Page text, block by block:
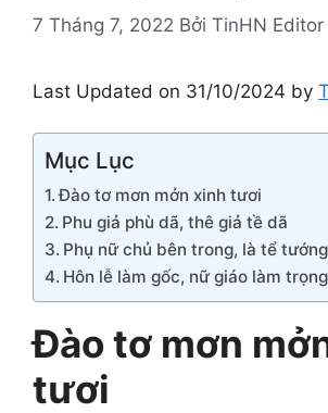
7 Tháng 7, 2022 Bởi TinHN Editor
Last Updated on 31/10/2024 by
Mục Lục
Đào tơ mơn mởn xinh tươi
Phu giả phù dã, thê giả tề dã
Phụ nữ chủ bên trong, là tể
Hôn lễ làm gốc, nữ giáo làm trọng
Đào tơ mơn
tươi